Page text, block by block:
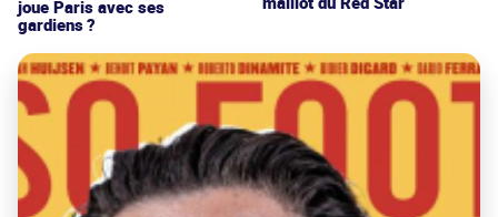
joue Paris avec ses
gardiens ?